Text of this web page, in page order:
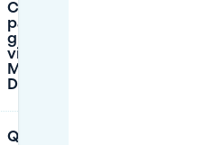
C'è
parcheggio
gratuito
vicino al
Muziekcafé
De Paap?
Quali sono